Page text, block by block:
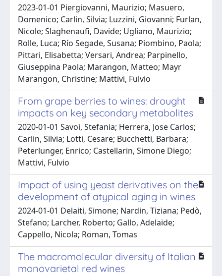
2023-01-01 Piergiovanni, Maurizio; Masuero,
Domenico; Carlin, Silvia; Luzzini, Giovanni; Furlan,
Nicole; Slaghenaufi, Davide; Ugliano, Maurizio;
Rolle, Luca; Río Segade, Susana; Piombino, Paola;
Pittari, Elisabetta; Versari, Andrea; Parpinello,
Giuseppina Paola; Marangon, Matteo; Mayr
Marangon, Christine; Mattivi, Fulvio
From grape berries to wines: drought
impacts on key secondary metabolites
2020-01-01 Savoi, Stefania; Herrera, Jose Carlos;
Carlin, Silvia; Lotti, Cesare; Bucchetti, Barbara;
Peterlunger, Enrico; Castellarin, Simone Diego;
Mattivi, Fulvio
Impact of using yeast derivatives on the
development of atypical aging in wines
2024-01-01 Delaiti, Simone; Nardin, Tiziana; Pedò,
Stefano; Larcher, Roberto; Gallo, Adelaide;
Cappello, Nicola; Roman, Tomas
The macromolecular diversity of Italian
monovarietal red wines